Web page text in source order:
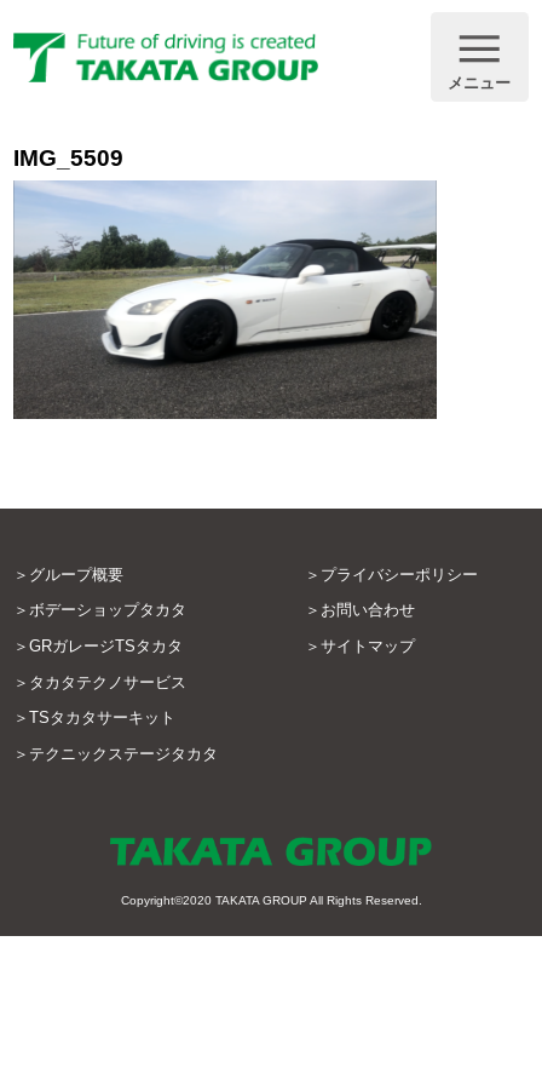
メニュー
IMG_5509
グループ概要
ボデーショップタカタ
GRガレージTSタカタ
タカタテクノサービス
TSタカタサーキット
テクニックステージタカタ
プライバシーポリシー
お問い合わせ
サイトマップ
Copyright©2020 TAKATA GROUP All Rights Reserved.